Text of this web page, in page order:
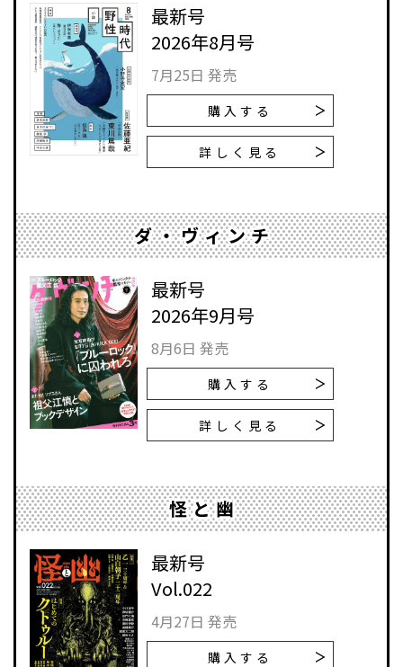
最新号
2026年8月号
7月25日 発売
購入する
詳しく見る
ダ・ヴィンチ
最新号
2026年9月号
8月6日 発売
購入する
詳しく見る
怪と幽
最新号
Vol.022
4月27日 発売
購入する